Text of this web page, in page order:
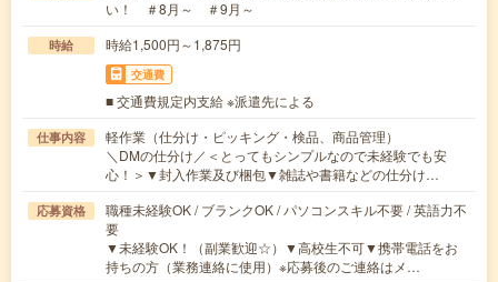
い！ ＃8月～ ＃9月～
時給 時給1,500円～1,875円
交通費
■ 交通費規定内支給 ※派遣先による
仕事内容
軽作業（仕分け・ピッキング・検品、商品管理）
＼DMの仕分け／＜とってもシンプルなので未経験でも安
心！＞▼封入作業及び梱包▼雑誌や書籍などの仕分け…
応募資格
職種未経験OK / ブランクOK / パソコンスキル不要 / 英語力不
要
▼未経験OK！（副業歓迎☆）▼高校生不可▼携帯電話をお
持ちの方（業務連絡に使用）※応募後のご連絡はメ…